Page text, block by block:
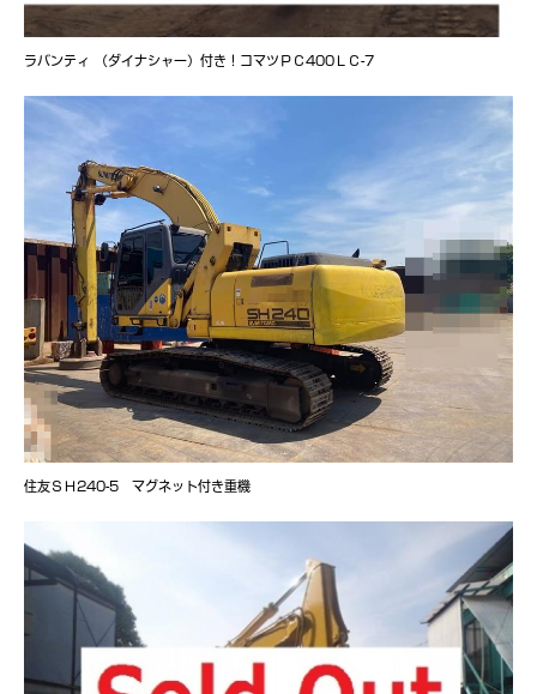
ラバンティ （ダイナシャー）付き！コマツＰＣ400ＬＣ-7
住友ＳＨ240-5 マグネット付き重機